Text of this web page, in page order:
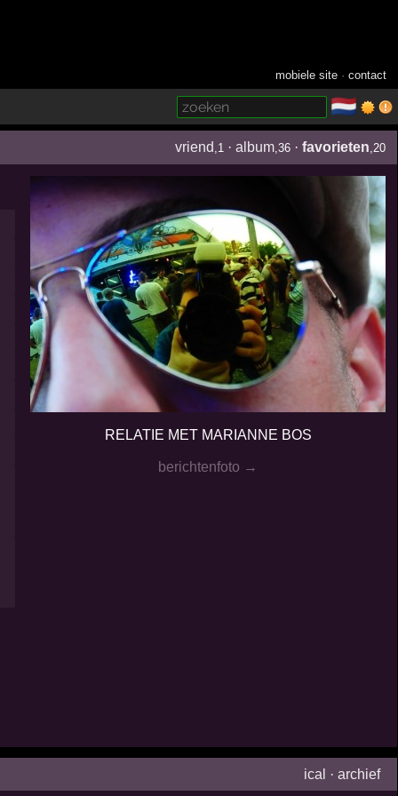
mobiele site ·contact
🇳🇱
vriend ,1 ·album ,36 ·favorieten ,20
RELATIE MET MARIANNE BOS
berichtenfoto →
ical · archief